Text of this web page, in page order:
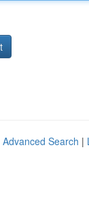
Advanced Search |